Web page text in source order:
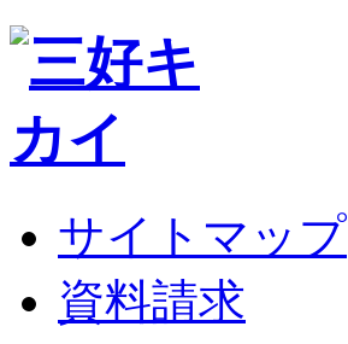
サイトマップ
資料請求